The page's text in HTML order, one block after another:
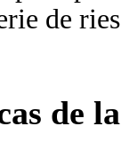
de
de